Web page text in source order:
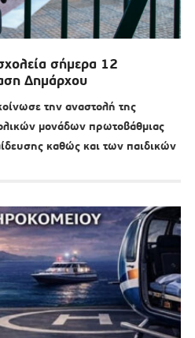
σήμερα 12
Δημάρχου
την αναστολή της
μονάδων πρωτοβάθμιας
καθώς και των παιδικών